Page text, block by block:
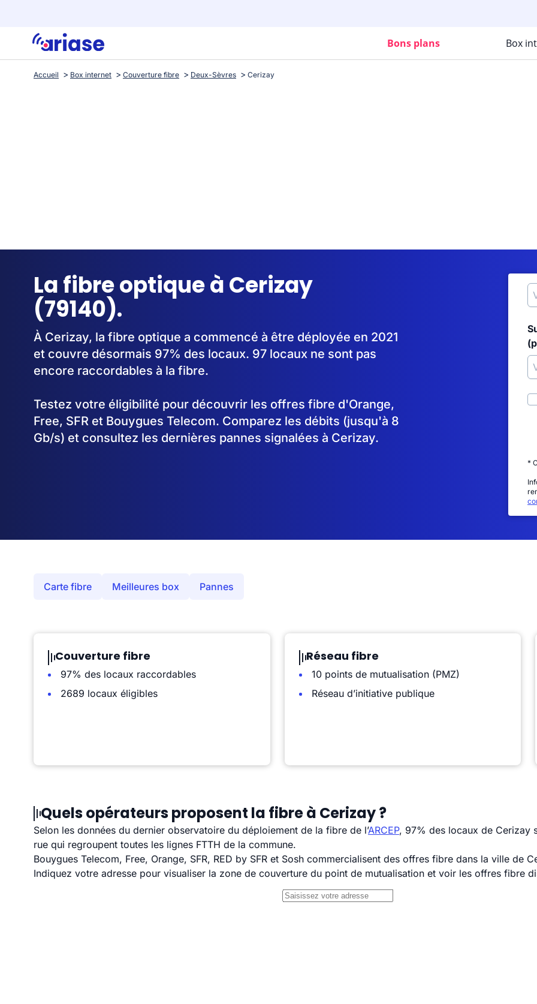
Bons plans Box
Accueil Box internet Couverture fibre Deux-Sèvres Cerizay
La fibre optique à Cerizay
(79140).
À Cerizay, la fibre optique a commencé à être déployée en 2021
et couvre désormais 97% des locaux. 97 locaux ne sont pas
encore raccordables à la fibre.
Testez votre éligibilité pour découvrir les offres fibre d'Orange,
Free, SFR et Bouygues Telecom. Comparez les débits (jusqu'à 8
Gb/s) et consultez les dernières pannes signalées à Cerizay.
*
Carte fibre Meilleures box Pannes
Couverture fibre
97% des locaux raccordables
2689 locaux éligibles
Réseau fibre
10 points de mutualisation (PMZ)
Réseau d’initiative publique
Quels opérateurs proposent la fibre à Cerizay ?
Selon les données du dernier observatoire du déploiement de la fibre de l’ARCEP, 97% des locaux de Cerizay
rue qui regroupent toutes les lignes FTTH de la commune.
Bouygues Telecom, Free, Orange, SFR, RED by SFR et Sosh commercialisent des offres fibre dans la ville de
Indiquez votre adresse pour visualiser la zone de couverture du point de mutualisation et voir les offres fibre